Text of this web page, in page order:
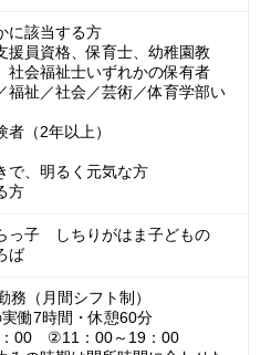
に該当する方
援員資格、保育士、幼稚園教
社会福祉士いずれかの保有者
福祉／社会／芸術／体育学部い
者（2年以上）
で、明るく元気な方
方
っ子 しちりがはま子どもの
ば
（月間シフト制）
働7時間・休憩60分
00 ②11：00～19：00